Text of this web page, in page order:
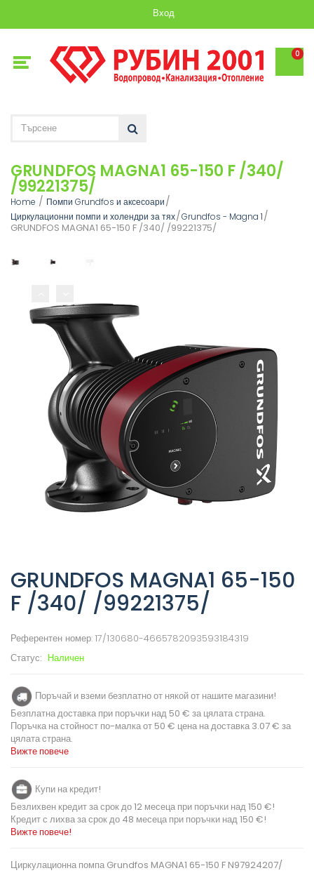
Вход
0
GRUNDFOS MAGNA1 65-150 F /340/
/99221375/
Home
Помпи Grundfos и аксесоари
Циркулационни помпи и холендри за тях Grundfos - Magna 1
GRUNDFOS MAGNA1 65-150 F /340/ /99221375/
GRUNDFOS MAGNA1 65-150
F /340/ /99221375/
Референтен номер: 17/130680-4665782093593184319
Статус: Наличен
Поръчай и вземи безплатно от някой от нашите магазини!
Безплатна доставка при поръчки над 50 € за цялата страна.
Поръчка на стойност по-малка от 50 € цена на доставка 3.07 € за
цялата страна.
Вижте повече
Купи на кредит!
Безлихвен кредит за срок до 12 месеца при поръчки над 150 €!
Кредит с лихва за срок до 48 месеца при поръчки над 150 €!
Вижте повече!
Циркулационна помпа Grundfos MAGNA1 65-150 F N97924207/